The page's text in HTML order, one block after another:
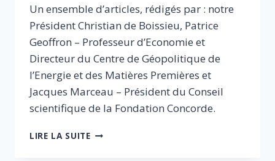
Un ensemble d’articles, rédigés par : notre
Président Christian de Boissieu, Patrice
Geoffron – Professeur d’Economie et
Directeur du Centre de Géopolitique de
l’Energie et des Matières Premières et
Jacques Marceau – Président du Conseil
scientifique de la Fondation Concorde.
LIRE LA SUITELA